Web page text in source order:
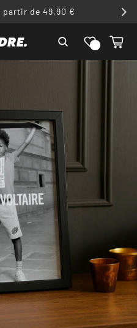
de 49,90 €
Liste de
souhaits
Panier